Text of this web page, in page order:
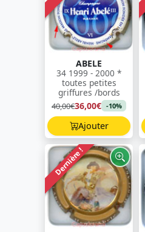
ABELE
34 1999 - 2000 *
toutes petites
griffures /bords
40,00€36,00€ -10%
Ajouter
Dernière !